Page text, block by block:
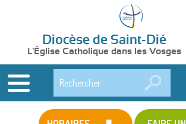
Diocèse de Saint-Dié
L'Église Catholique dans les Vosges